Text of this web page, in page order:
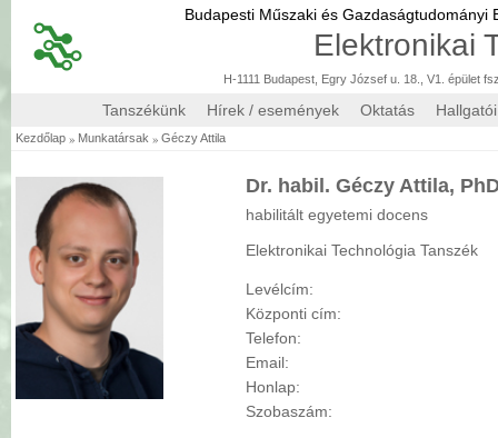
Budapesti Műszaki és Gazdaságtudományi
Elektronikai
H-1111 Budapest, Egry József u. 18., V1. épület
Tanszékünk Hírek / események Oktatás
Kezdőlap » Munkatársak » Géczy Attila
Dr. habil. Géczy Attila,
habilitált egyetemi docens
Elektronikai Technológia Tanszék
Levélcím:
Központi cím:
Telefon:
Email:
Honlap:
Szobaszám: